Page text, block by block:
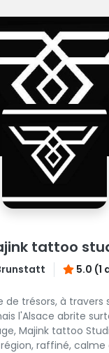
tattoo
5.0 (1
de trésors, à travers
l'Alsace abrite
Majink tattoo
raffiné, calme